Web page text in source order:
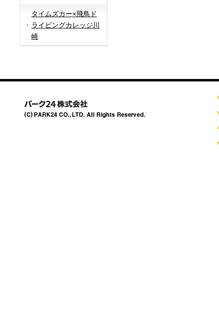
タイムズカー×飛鳥ド
ライビングカレッジ川
崎